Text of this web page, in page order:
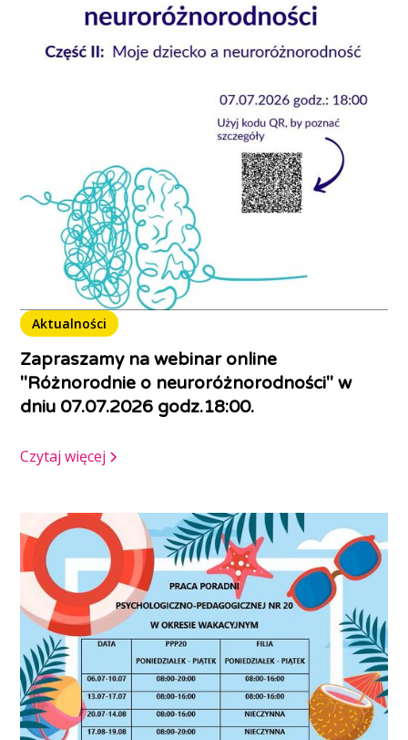
Aktualności
Zapraszamy na webinar online
"Różnorodnie o neuroróżnorodności" w
dniu 07.07.2026 godz.18:00.
Czytaj więcej